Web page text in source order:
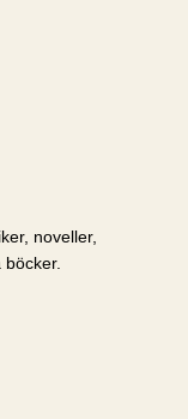
noveller,
böcker.